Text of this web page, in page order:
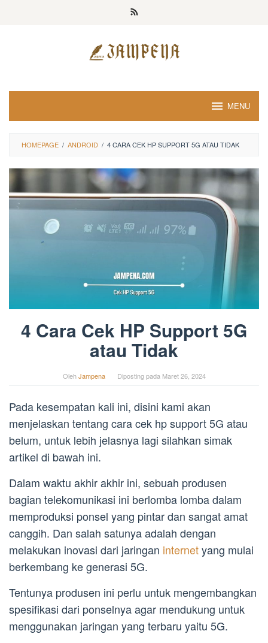
MENU
HOMEPAGE / ANDROID / 4 CARA CEK HP SUPPORT 5G ATAU TIDAK
4 Cara Cek HP Support 5G
atau Tidak
OlehJampena Diposting pada Maret 26, 2024
Pada kesempatan kali ini, disini kami akan
menjelaskan tentang cara cek hp support 5G atau
belum, untuk lebih jelasnya lagi silahkan simak
artikel di bawah ini.
Dalam waktu akhir akhir ini, sebuah produsen
bagian telekomunikasi ini berlomba lomba dalam
memproduksi ponsel yang pintar dan sangat amat
canggih. Dan salah satunya adalah dengan
melakukan inovasi dari jaringan internetyang mulai
berkembang ke generasi 5G.
Tentunya produsen ini perlu untuk mengembangkan
spesifikasi dari ponselnya agar mendukung untuk
menggunakan jaringan yang terbaru yaitu 5G.